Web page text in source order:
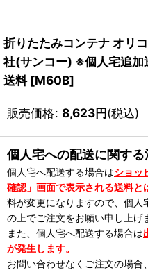
折りたたみコンテナ オリ
社(サンコー) ※個人宅追
送料 [M60B]
販売価格: 8,623円(税込)
個人宅への配送に関する
個人宅へ配送する場合はショッ
確認」画面で表示される送料と
料が変更になりますので、個
の上でご注文をお願い申し上げ
また、個人宅へ配送する場合は
が発生します。
お問い合わせなくご注文の場